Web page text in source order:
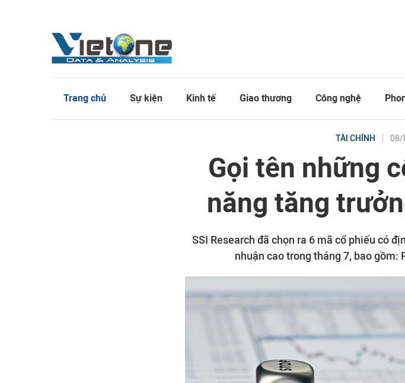
Trang chủ Sự kiện Kinh tế Giao thương Công nghệ
TÀI CHÍNH 08/
Gọi tên những
năng tăng
SSI Research đã chọn ra 6 mã cổ phiếu có
nhuận cao trong tháng 7, bao gồm: